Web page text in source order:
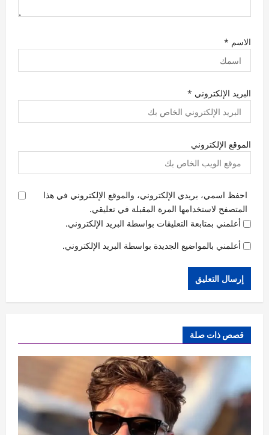
الاسم *
البريد الإلكتروني *
الموقع الإلكتروني
احفظ اسمي، بريدي الإلكتروني، والموقع الإلكتروني في هذا
المتصفح لاستخدامها المرة المقبلة في تعليقي.
أعلمني بمتابعة التعليقات بواسطة البريد الإلكتروني.
أعلمني بالمواضيع الجديدة بواسطة البريد الإلكتروني.
قصص ذات صلة